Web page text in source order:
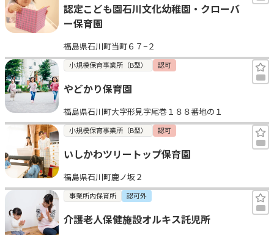
エンクルの特徴と活用方法
コラム
お知らせ
認定こども園石川文化幼稚園・クローバ
ー保育園
福島県石川町当町６７−２
小規模保育事業所（B型） 認可
やどかり保育園
福島県石川町大字形見字尾巻１８８番地の１
小規模保育事業所（B型） 認可
いしかわツリートップ保育園
福島県石川町鹿ノ坂２
事業所内保育所 認可外
介護老人保健施設オルキス託児所